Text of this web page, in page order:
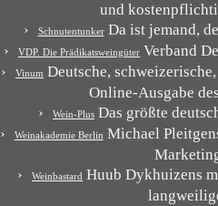
und
SchnutentunkerDa ist jemand,
VDP. Die Prädikatsweingüter Verband
Vinum Deutsche,
Online-Ausgabe
Wein-Plus Das größte
Weinakademie Berlin Michael
Weinbastard Huub Dykhuizens